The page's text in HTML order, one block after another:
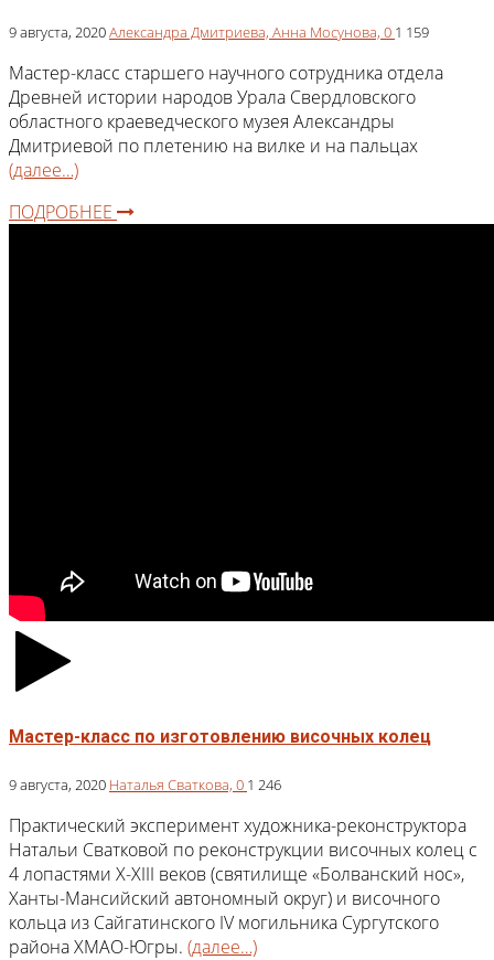
9 августа, 2020Александра Дмитриева, Анна Мосунова, 0 1 159
Мастер-класс старшего научного сотрудника отдела
Древней истории народов Урала Свердловского
областного краеведческого музея Александры
Дмитриевой по плетению на вилке и на пальцах
(далее…)
ПОДРОБНЕЕ
Мастер-класс по изготовлению височных колец
9 августа, 2020 Наталья Сваткова, 0 1 246
Практический эксперимент художника-реконструктора
Натальи Сватковой по реконструкции височных колец с
4 лопастями X-XIII веков (святилище «Болванский нос»,
Ханты-Мансийский автономный округ) и височного
кольца из Сайгатинского IV могильника Сургутского
района ХМАО-Югры. (далее…)